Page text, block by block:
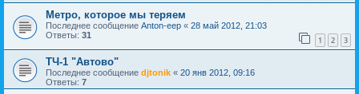
Метро, которое мы теряем
Последнее сообщение Anton-eep « 28 май 2012, 21:03
Ответы: 31 1 2 3
ТЧ-1 "Автово"
Последнее сообщение djtonik « 20 янв 2012, 09:16
Ответы: 7